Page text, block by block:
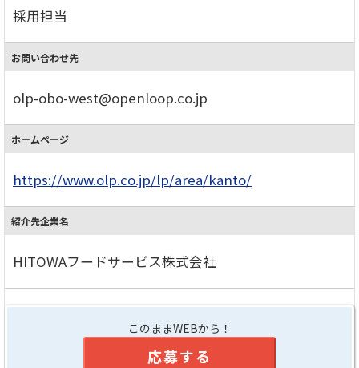
採用担当
お問い合わせ先
olp-obo-west@openloop.co.jp
ホームページ
https://www.olp.co.jp/lp/area/kanto/
紹介先企業名
HITOWAフードサービス株式会社
このままWEBから！
応募する